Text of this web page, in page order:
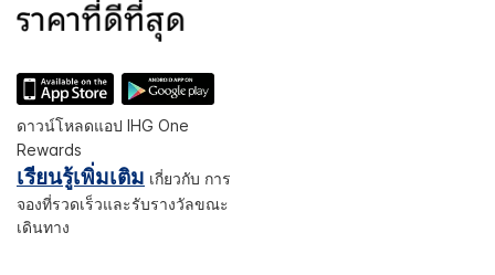
ดาวน์โหลดแอป IHG One
Rewards
เรียนรู้เพิ่มเติม เกี่ยวกับ การ
จองที่รวดเร็วและรับรางวัลขณะ
เดินทาง